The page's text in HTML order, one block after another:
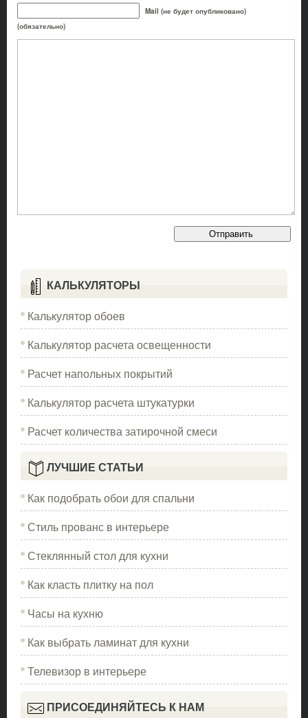
Mail (не будет опубликовано)
(обязательно)
КАЛЬКУЛЯТОРЫ
Калькулятор обоев
Калькулятор расчета освещенности
Расчет напольных покрытий
Калькулятор расчета штукатурки
Расчет количества затирочной смеси
ЛУЧШИЕ СТАТЬИ
Как подобрать обои для спальни
Стиль прованс в интерьере
Стеклянный стол для кухни
Как класть плитку на пол
Часы на кухню
Как выбрать ламинат для кухни
Телевизор в интерьере
ПРИСОЕДИНЯЙТЕСЬ К НАМ